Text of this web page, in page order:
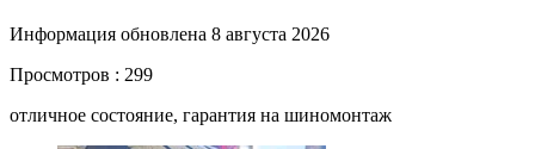
Информация обновлена 8 августа 2026
Просмотров : 299
отличное состояние, гарантия на шиномонтаж